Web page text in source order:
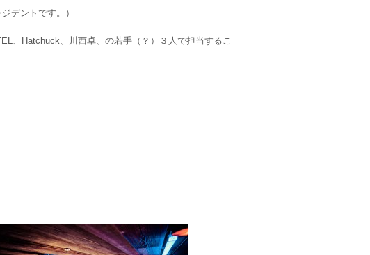
デントです。）
、Hatchuck、川西卓、の若手（？）３人で担当するこ